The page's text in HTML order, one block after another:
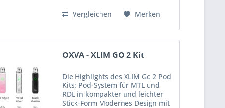
Vergleichen Merken
OXVA - XLIM GO 2 Kit
Die Highlights des XLIM Go 2 Pod
Kits: Pod-System für MTL und
RDL in kompakter und leichter
Stick-Form Modernes Design mit